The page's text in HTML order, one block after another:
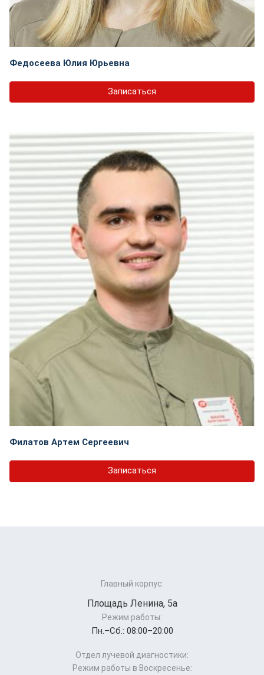
Федосеева Юлия Юрьевна
Записаться
Филатов Артем Сергеевич
Записаться
Главный корпус:
Площадь Ленина, 5а
Режим работы:
Пн.–Cб.: 08:00–20:00
Отдел лучевой диагностики:
Режим работы в Воскресенье: